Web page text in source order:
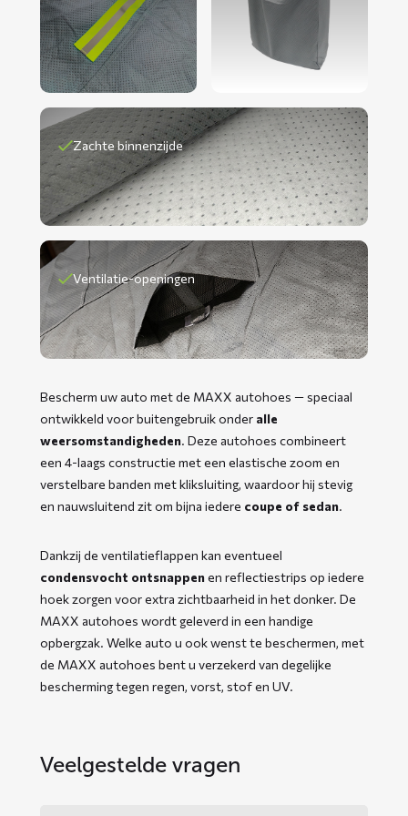
Zachte binnenzijde
Ventilatie-openingen
Bescherm uw auto met de MAXX autohoes — speciaal
ontwikkeld voor buitengebruik onder alle
weersomstandigheden. Deze autohoes combineert
een 4-laags constructie met een elastische zoom en
verstelbare banden met kliksluiting, waardoor hij stevig
en nauwsluitend zit om bijna iedere coupe of sedan.
Dankzij de ventilatieflappen kan eventueel
condensvocht ontsnappenen reflectiestrips op iedere
hoek zorgen voor extra zichtbaarheid in het donker. De
MAXX autohoes wordt geleverd in een handige
opbergzak. Welke auto u ook wenst te beschermen, met
de MAXX autohoes bent u verzekerd van degelijke
bescherming tegen regen, vorst, stof en UV.
Veelgestelde vragen